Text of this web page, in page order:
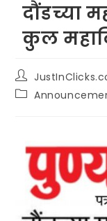
दौंडच्या
कुल